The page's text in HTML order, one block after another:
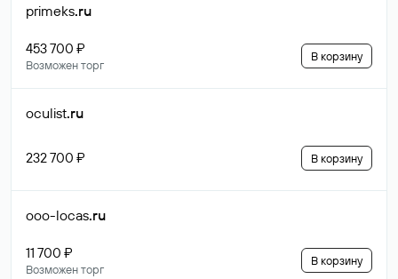
primeks.ru
453 700 ₽
Возможен торг
В корзину
oculist.ru
232 700 ₽ В корзину
ooo-locas.ru
11 700 ₽
Возможен торг
В корзину